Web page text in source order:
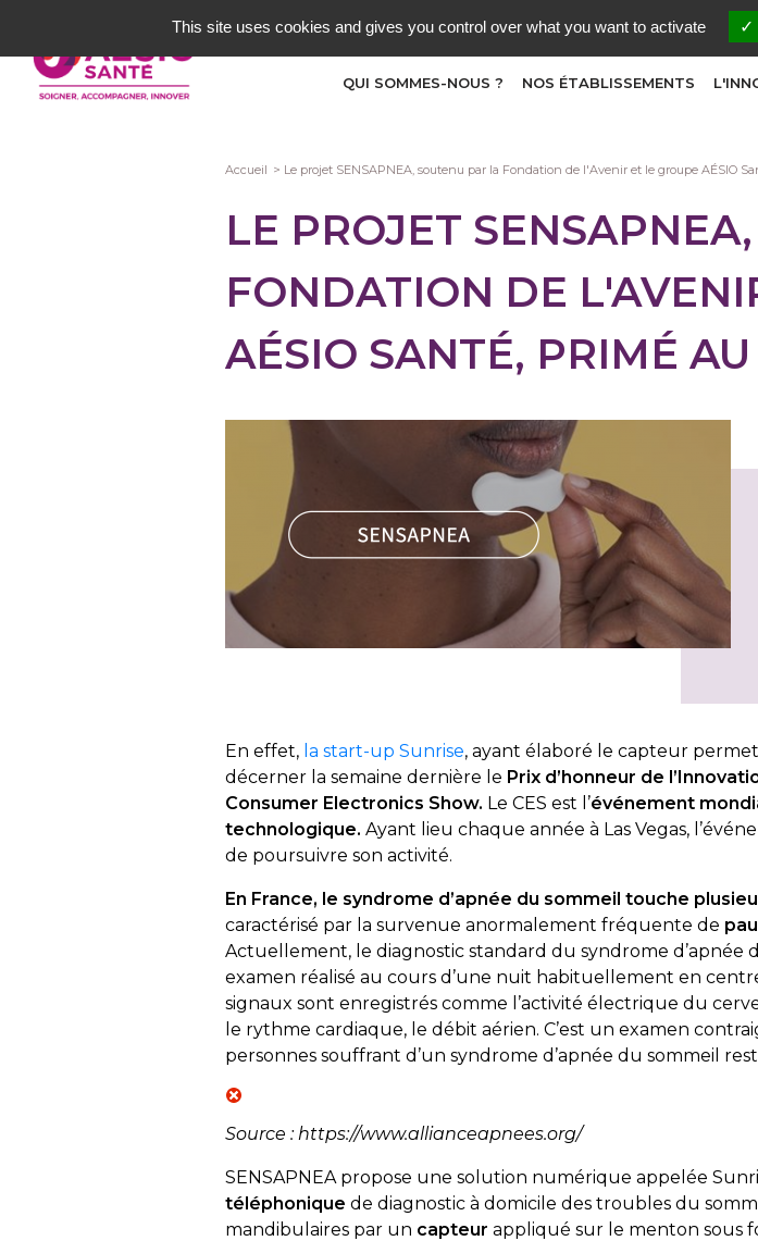
contenu
principal
QUI SOMMES-NOUS ? NOS ÉTABLISSEMENTS
Fil
d'Ariane
Accueil Le projet SENSAPNEA, soutenu par la Fondation de l'Avenir et le groupe AÉSIO
LE PROJET
FONDATION DE
AÉSIO SANTÉ, PRIMÉ
En effet, la start-up Sunrise, ayant élaboré le capteur
décerner la semaine dernière le Prix d’honneur de
Consumer Electronics Show. Le CES est l’événement
technologique. Ayant lieu chaque année à Las Vegas,
de poursuivre son activité.
En France, le syndrome d’apnée du sommeil touche
caractérisé par la survenue anormalement fréquente de
Actuellement, le diagnostic standard du syndrome d’apnée
examen réalisé au cours d’une nuit habituellement en
signaux sont enregistrés comme l’activité électrique du
le rythme cardiaque, le débit aérien. C’est un examen
personnes souffrant d’un syndrome d’apnée du sommeil
Source : https://www.allianceapnees.org/
SENSAPNEA propose une solution numérique appelée
téléphonique de diagnostic à domicile des troubles du
mandibulaires par un capteur appliqué sur le menton sous
This site uses cookies and gives you control over what you want to activate